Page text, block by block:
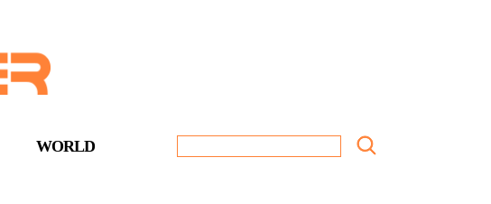
WORLD